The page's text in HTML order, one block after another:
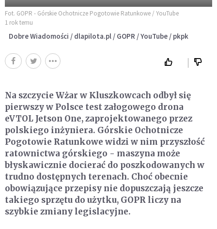
Fot. GOPR - Górskie Ochotnicze Pogotowie Ratunkowe / YouTube
1 rok temu
Dobre Wiadomości / dlapilota.pl / GOPR / YouTube / pkpk
Na szczycie Wżar w Kluszkowcach odbył się
pierwszy w Polsce test załogowego drona
eVTOL Jetson One, zaprojektowanego przez
polskiego inżyniera. Górskie Ochotnicze
Pogotowie Ratunkowe widzi w nim przyszłość
ratownictwa górskiego - maszyna może
błyskawicznie docierać do poszkodowanych w
trudno dostępnych terenach. Choć obecnie
obowiązujące przepisy nie dopuszczają jeszcze
takiego sprzętu do użytku, GOPR liczy na
szybkie zmiany legislacyjne.